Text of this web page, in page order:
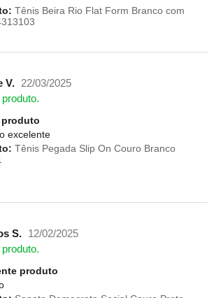
Tênis Beira Rio Flat Form Branco com
V. 22/03/2025
excelente
Tênis Pegada Slip On Couro Branco
S.
12/02/2025
produto